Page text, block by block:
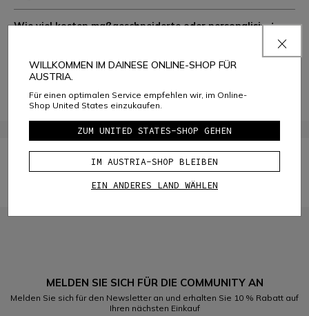
Wie viel kosten maßgeschneiderte oder personalisierte
Wie lange dauert es, bis personalisierte oder
maßgeschneiderte Artikel angefertigt werden?
Wenn Sie weitere Informationen zu unseren D-Air®-
Produkten suchen, schauen Sie bitte in den
MELDEN SIE SICH FÜR DIE COMMUNITY AN
Melden Sie sich für den Newsletter an und erhalten Sie 10 % Rabatt auf
Ihren nächsten Einkauf
WILLKOMMEN IM DAINESE ONLINE-SHOP FÜR
AUSTRIA.
Für einen optimalen Service empfehlen wir, im Online-
Shop United States einzukaufen.
ZUM UNITED STATES-SHOP GEHEN
IM AUSTRIA-SHOP BLEIBEN
EIN ANDERES LAND WÄHLEN